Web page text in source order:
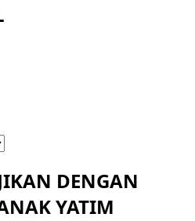
DENGAN
YATIM